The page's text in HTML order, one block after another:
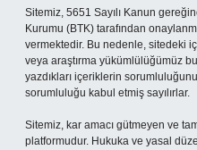
Sitemiz, 5651 Sayılı Kanun
Kurumu (BTK) tarafından
vermektedir. Bu nedenle, sitedeki
veya araştırma yükümlülüğümüz
yazdıkları içeriklerin
sorumluluğu kabul etmiş sayılırlar.
Sitemiz, kar amacı gütmeyen ve
platformudur. Hukuka ve yasal